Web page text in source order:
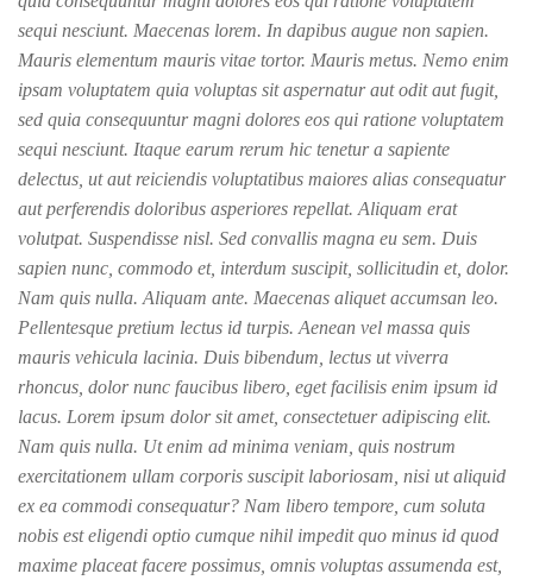
sequi nesciunt. Maecenas lorem. In dapibus augue non sapien.
Mauris elementum mauris vitae tortor. Mauris metus. Nemo enim
ipsam voluptatem quia voluptas sit aspernatur aut odit aut fugit,
sed quia consequuntur magni dolores eos qui ratione voluptatem
sequi nesciunt. Itaque earum rerum hic tenetur a sapiente
delectus, ut aut reiciendis voluptatibus maiores alias consequatur
aut perferendis doloribus asperiores repellat. Aliquam erat
volutpat. Suspendisse nisl. Sed convallis magna eu sem. Duis
sapien nunc, commodo et, interdum suscipit, sollicitudin et, dolor.
Nam quis nulla. Aliquam ante. Maecenas aliquet accumsan leo.
Pellentesque pretium lectus id turpis. Aenean vel massa quis
mauris vehicula lacinia. Duis bibendum, lectus ut viverra
rhoncus, dolor nunc faucibus libero, eget facilisis enim ipsum id
lacus. Lorem ipsum dolor sit amet, consectetuer adipiscing elit.
Nam quis nulla. Ut enim ad minima veniam, quis nostrum
exercitationem ullam corporis suscipit laboriosam, nisi ut aliquid
ex ea commodi consequatur? Nam libero tempore, cum soluta
nobis est eligendi optio cumque nihil impedit quo minus id quod
maxime placeat facere possimus, omnis voluptas assumenda est,